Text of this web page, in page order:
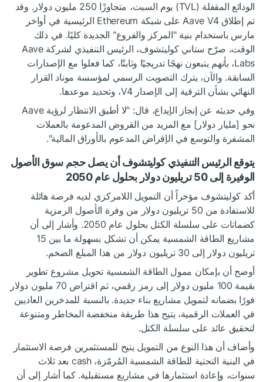
الودائع المقفلة (TVL) يوم السبت، متجاوزًا 250 مليون دولار. وقد
تم إطلاق Aave V4 على شبكة Ethereum الرئيسية في أواخر
مارس باستخدام بنية "المركز والفروع" الجديدة كليًا. في ذلك
الوقت، صرّح ستاني كوليتشوف، الرئيس التنفيذي لشركة Aave
Labs، بأنهم يتبعون نهجًا تدريجيًا وثابتًا، كما فعلوا مع الإصدارات
السابقة. والآن، يترك التصويت الرسمي لمؤسسة موناد القرار
النهائي بشأن الترقية إلى الإصدار V4، وتحديد موعدها.
وفي حديثه عن إنجاز الإيداع، قال
: "لا أطيق الانتظار لرؤية Aave
نحو [مليار دولار] مع المزيد من القروض المدعومة بالعملات
المشفرة والتوسع في الإقراض المدعوم بالأوراق المالية".
يتوقع الرئيس التنفيذي كوليتشوف أن يصل حجم سوق الأصول
الوفيرة إلى 50 تريليون دولار بحلول عام 2050
أكد كوليتشوف مؤخراً أن التمويل اللامركزي لديه فرصة هائلة
للاستفادة من 50 تريليون دولار من وفرة الأصول الرمزية
كضمانات على سلسلة الكتل بحلول عام 2050. وأشار إلى أن
مشاريع الطاقة الشمسية يمكن أن تشكل بسهولة ما بين 15
تريليون دولار إلى 30 تريليون دولار من هذا المبلغ الضخم.
أوضح أن بإمكان ممول الطاقة الشمسية تحويل مشروع تطوير
بقيمة 100 مليون دولار إلى رمز رقمي، ثم اقتراض 70 مليون دولار
فورًا بضمانه لتمويل مشاريع بناء جديدة. بالنسبة للمدخرين العاديين
في العملات الرقمية، يتيح هذا طريقة منخفضة المخاطر ومتنوعة
لتحقيق عائد على سلسلة الكتل.
وأضاف أن هذا النوع من التمويل يتيح للمستثمرين فرصة الاستثمار
في البنية التحتية للطاقة الشمسية المُرمّزة، cash بعد ثلاث
سنوات، وإعادة استثمارها في مشاريع مستقبلية. كما أشار إلى أن